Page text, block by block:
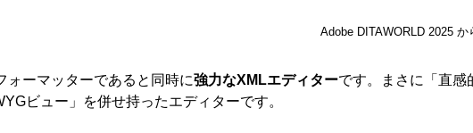
Adobe DITAWORLD 2025 か
ォーマッターであると同時に強力なXMLエディターです。まさに「直感
ビュー」を併せ持ったエディターです。